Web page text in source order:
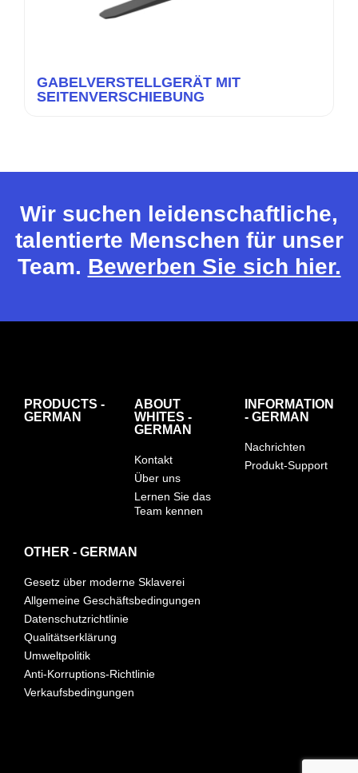
GABELVERSTELLGERÄT MIT
SEITENVERSCHIEBUNG
Wir suchen leidenschaftliche,
talentierte Menschen für unser
Team. Bewerben Sie sich hier.
PRODUCTS -
GERMAN
ABOUT
WHITES -
GERMAN
Kontakt
Über uns
Lernen Sie das
Team kennen
INFORMATION
- GERMAN
Nachrichten
Produkt-Support
OTHER - GERMAN
Gesetz über moderne Sklaverei
Allgemeine Geschäftsbedingungen
Datenschutzrichtlinie
Qualitätserklärung
Umweltpolitik
Anti-Korruptions-Richtlinie
Verkaufsbedingungen